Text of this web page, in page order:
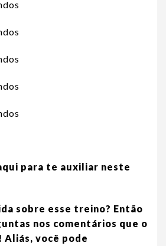
para te auxiliar neste
sobre esse treino? Então
nos comentários que o
Aliás, você pode